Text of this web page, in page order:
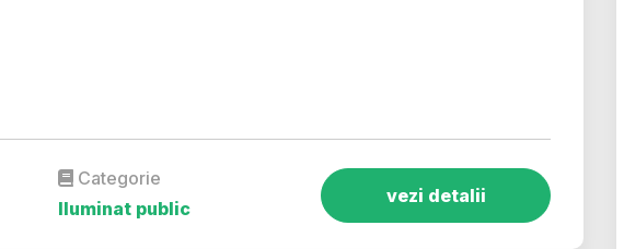
Categorie
Iluminat public
vezi detalii